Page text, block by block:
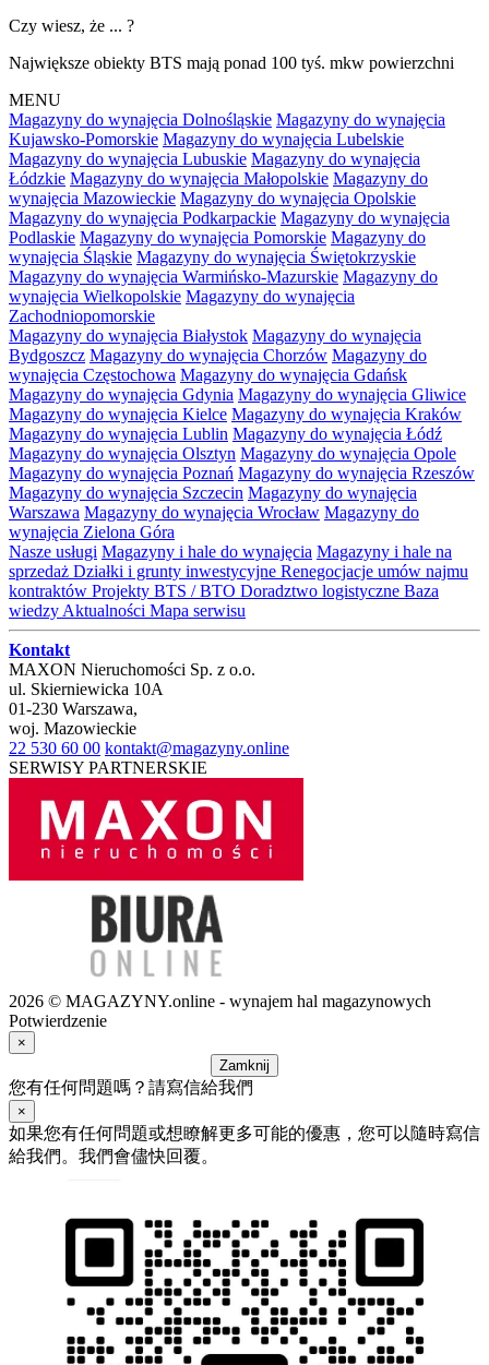
Czy wiesz, że ... ?
Największe obiekty BTS mają ponad 100 tyś. mkw powierzchni
MENU
Magazyny do wynajęcia Dolnośląskie Magazyny do wynajęcia
Kujawsko-Pomorskie Magazyny do wynajęcia Lubelskie
Magazyny do wynajęcia Lubuskie Magazyny do wynajęcia
Łódzkie Magazyny do wynajęcia Małopolskie Magazyny do
wynajęcia Mazowieckie Magazyny do wynajęcia Opolskie
Magazyny do wynajęcia Podkarpackie Magazyny do wynajęcia
Podlaskie Magazyny do wynajęcia Pomorskie Magazyny do
wynajęcia Śląskie Magazyny do wynajęcia Świętokrzyskie
Magazyny do wynajęcia Warmińsko-Mazurskie Magazyny do
wynajęcia Wielkopolskie Magazyny do wynajęcia
Zachodniopomorskie
Magazyny do wynajęcia Białystok Magazyny do wynajęcia
Bydgoszcz Magazyny do wynajęcia Chorzów Magazyny do
wynajęcia Częstochowa Magazyny do wynajęcia Gdańsk
Magazyny do wynajęcia Gdynia Magazyny do wynajęcia Gliwice
Magazyny do wynajęcia Kielce Magazyny do wynajęcia Kraków
Magazyny do wynajęcia Lublin Magazyny do wynajęcia Łódź
Magazyny do wynajęcia Olsztyn Magazyny do wynajęcia Opole
Magazyny do wynajęcia Poznań Magazyny do wynajęcia Rzeszów
Magazyny do wynajęcia Szczecin Magazyny do wynajęcia
Warszawa Magazyny do wynajęcia Wrocław Magazyny do
wynajęcia Zielona Góra
Nasze usługi Magazyny i hale do wynajęcia Magazyny i hale na
sprzedaż Działki i grunty inwestycyjne Renegocjacje umów najmu
kontraktów Projekty BTS / BTO Doradztwo logistyczne Baza
wiedzy Aktualności Mapa serwisu
Kontakt
MAXON Nieruchomości Sp. z o.o.
ul. Skierniewicka 10A
01-230 Warszawa,
woj. Mazowieckie
22 530 60 00 kontakt@magazyny.online
SERWISY PARTNERSKIE
2026 © MAGAZYNY.online - wynajem hal magazynowych
Potwierdzenie
×
Zamknij
您有任何問題嗎？請寫信給我們
×
如果您有任何問題或想瞭解更多可能的優惠，您可以隨時寫信
給我們。我們會儘快回覆。